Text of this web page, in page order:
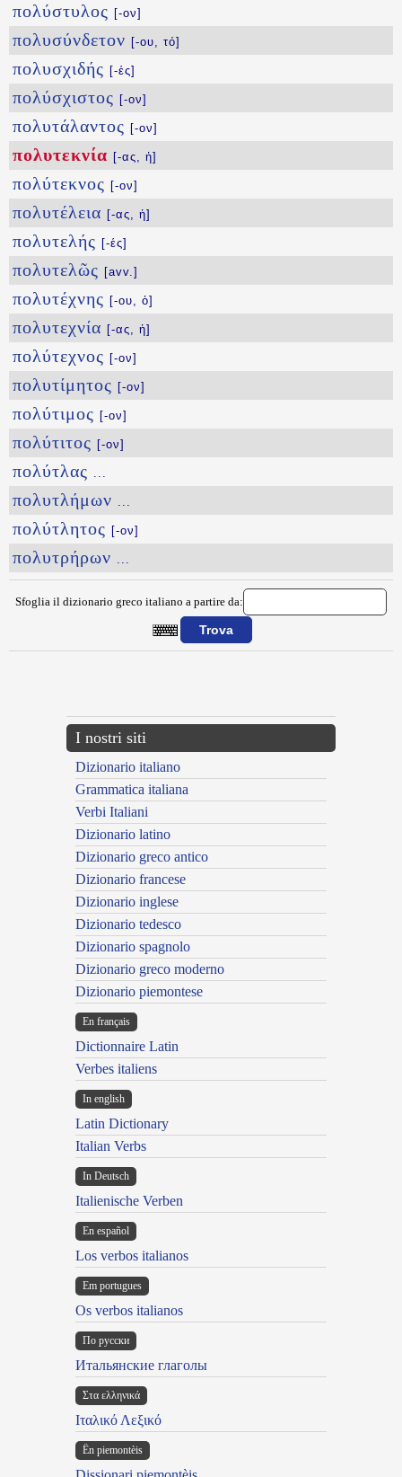
πολύστυλος [-ον]
πολυσύνδετον [-ου, τό]
πολυσχιδής [-ές]
πολύσχιστος [-ον]
πολυτάλαντος [-ον]
πολυτεκνία [-ας, ἡ]
πολύτεκνος [-ον]
πολυτέλεια [-ας, ἡ]
πολυτελής [-ές]
πολυτελῶς [avv.]
πολυτέχνης [-ου, ὁ]
πολυτεχνία [-ας, ἡ]
πολύτεχνος [-ον]
πολυτίμητος [-ον]
πολύτιμος [-ον]
πολύτιτος [-ον]
πολύτλας ...
πολυτλήμων ...
πολύτλητος [-ον]
πολυτρήρων ...
Sfoglia il dizionario greco italiano a partire da:
I nostri siti
Dizionario italiano
Grammatica italiana
Verbi Italiani
Dizionario latino
Dizionario greco antico
Dizionario francese
Dizionario inglese
Dizionario tedesco
Dizionario spagnolo
Dizionario greco moderno
Dizionario piemontese
En français
Dictionnaire Latin
Verbes italiens
In english
Latin Dictionary
Italian Verbs
In Deutsch
Italienische Verben
En español
Los verbos italianos
Em portugues
Os verbos italianos
По русски
Итальянские глаголы
Στα ελληνικά
Ιταλικό Λεξικό
Ën piemontèis